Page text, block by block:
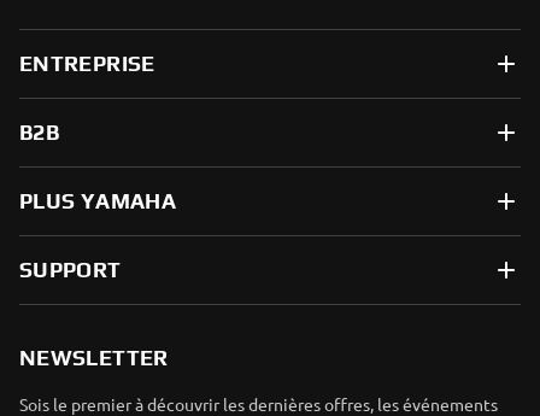
ENTREPRISE
B2B
PLUS YAMAHA
SUPPORT
NEWSLETTER
Sois le premier à découvrir les dernières offres, les événements